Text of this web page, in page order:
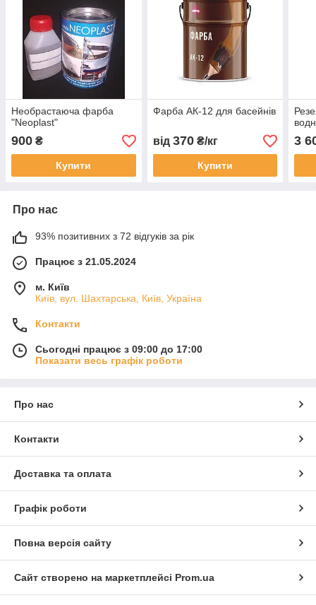
Необрастаюча фарба
"Neoplast"
900 ₴
Купити
Фарба АК-12 для басейнів
від 370₴/кг
Купити
3
Про нас
93% позитивних з 72 відгуків за рік
Працює з 21.05.2024
м. Київ
Київ, вул. Шахтарська, Київ, Україна
Контакти
Сьогодні працює з 09:00 до 17:00
Показати весь графік роботи
Про нас
Контакти
Доставка та оплата
Графік роботи
Повна версія сайту
Сайт створено на маркетплейсі Prom.ua